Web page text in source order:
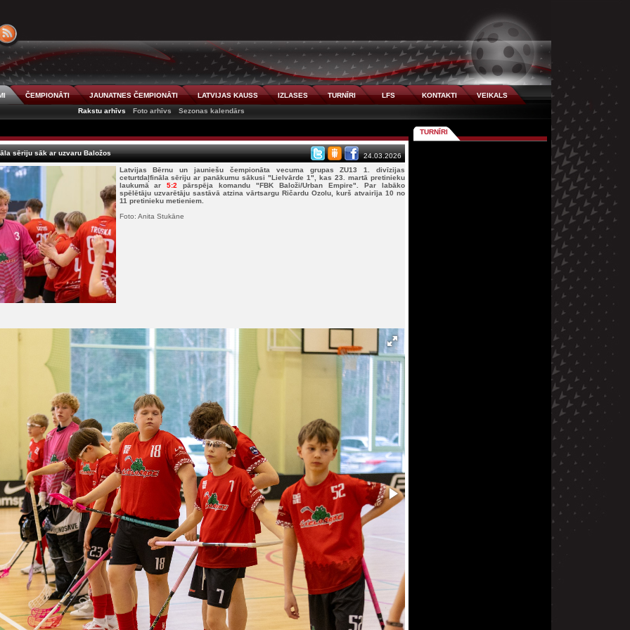
ČEMPIONĀTI JAUNATNES ČEMPIONĀTI LATVIJAS KAUSS IZLASES TURNĪRI LFS KONTAKTI
VEIKALS
Rakstu arhīvs
Foto arhīvs Sezonas kalendārs
sēriju sāk ar uzvaru Baložos
24.03.2026
Latvijas Bērnu un jauniešu čempionāta vecuma grupas ZU13 1. divīzijas
ceturtdaļfināla sēriju ar panākumu sākusi "Lielvārde 1", kas 23. martā pretinieku
laukumā ar5:2
pārspēja komandu "FBK Baloži/Urban Empire". Par labāko
spēlētāju uzvarētāju sastāvā atzina vārtsargu Ričardu Ozolu, kurš atvairīja 10 no
11 pretinieku metieniem.
Foto: Anita Stukāne
TURNĪRI